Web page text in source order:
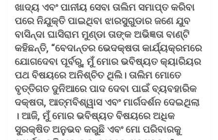
ଖାଦ୍ୟ ଏବଂ ପାନୀୟ ସେବା ତାଲିମ ସମାପ୍ତ କରିବା
ପରେ ନିଯୁକ୍ତି ପାଇଥିବା ଝାରସୁଗୁଡାର ଜଣେ ଯୁବ
ବାସିନ୍ଦା ଘାସିରାମ ମୁଣ୍ଡା ତାଙ୍କ ଅଭିଜ୍ଞତା ବାଣ୍ଟି
କହିଛନ୍ତି, “ବେଦାନ୍ତର ଭେଦକ୍ଷତା କାର୍ଯ୍ୟକ୍ରମରେ
ଯୋଗଦେବା ପୂର୍ବରୁ, ମୁଁ ମୋର ଭବିଷ୍ୟତ କ୍ୟାରିୟର
ପଥ ବିଷୟରେ ଅନିଶ୍ଚିତ ଥିଲି। ତାଲିମ ମୋତେ
ବୃତ୍ତିଗତ ଦୁନିଆରେ ପାଦ ଦେବା ପାଇଁ ବ୍ୟବହାରିକ
ଦକ୍ଷତା, ଆତ୍ମବିଶ୍ୱାସ ଏବଂ ମାର୍ଗଦର୍ଶନ ଦେଇଥିଲା
। ଆଜି, ମୁଁ ମୋର ଭବିଷ୍ୟତ ବିଷୟରେ ଅଧିକ
ସୁରକ୍ଷିତ ଅନୁଭବ କରୁଛି ଏବଂ ମୋ ପରିବାରକୁ